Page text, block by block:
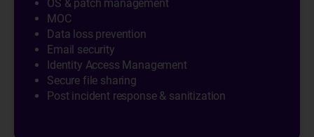
OS & patch management
MOC
Data loss prevention
Email security
Identity Access Management
Secure file sharing
Post incident response & sanitization